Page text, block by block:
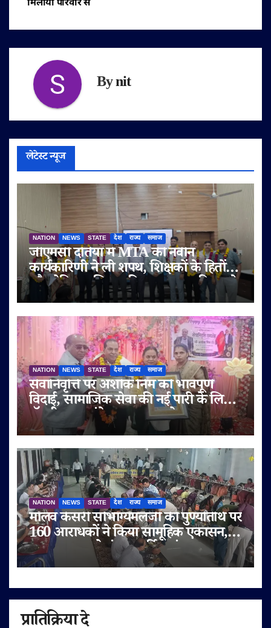
मिलाया परिवार से
Bynit
लेटेस्ट न्यूज
NATION NEWS STATE देश राज्य समाज
जीएमसी दतिया में MTA की नवीन
कार्यकारिणी ने ली शपथ, शिक्षकों के हितों
और मेडिकल शिक्षा की गुणवत्ता पर दिया जोर
NATION NEWS STATE देश राज्य समाज
सेवानिवृत्ति पर अशोक निम को भावपूर्ण
विदाई, सामाजिक सेवा की नई पारी के लिए
डॉ. बी.आर. अंबेडकर सम्मान से नवाजा
NATION NEWS STATE देश राज्य समाज
मालव केसरी सौभाग्यमलजी की पुण्यतिथि पर
160 आराधकों ने किया सामूहिक एकासन,
तप-आराधना से गूंजा चतुर्विध संघ